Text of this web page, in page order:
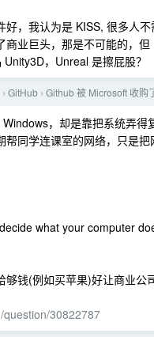
好，我认为是 KISS, 很多人
商业巨头，那是不可能的，
，Unreal 是擦屁股？
› GitHub › Github 被 Microsoft 收购
，却是靠把系统弄
帮同学连课室的网络，只是
what your computer
钱(例如买苹果)好让商业公
question/30822787